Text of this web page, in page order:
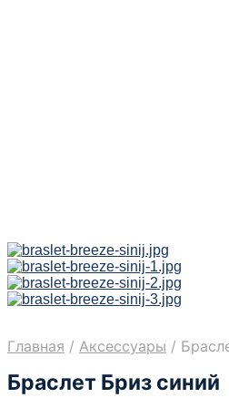
Главная / Аксессуары /
Браслет Бриз синий